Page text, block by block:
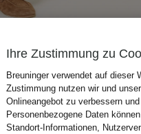
Ihre Zustimmung zu
Breuninger verwendet auf dieser
Zustimmung nutzen wir und
Onlineangebot zu verbessern
Personenbezogene Daten
Standort-Informationen,